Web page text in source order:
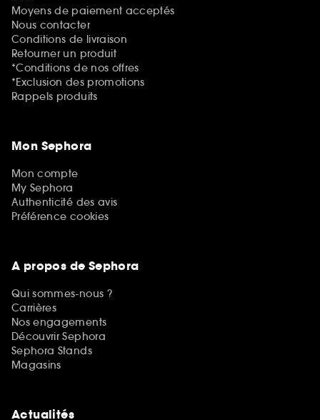
Moyens de paiement acceptés
Nous contacter
Conditions de livraison
Retourner un produit
*Conditions de nos offres
*Exclusion des promotions
Rappels produits
Mon Sephora
Mon compte
My Sephora
Authenticité des avis
Préférence cookies
A propos de Sephora
Qui sommes-nous ?
Carrières
Nos engagements
Découvrir Sephora
Sephora Stands
Magasins
Actualités